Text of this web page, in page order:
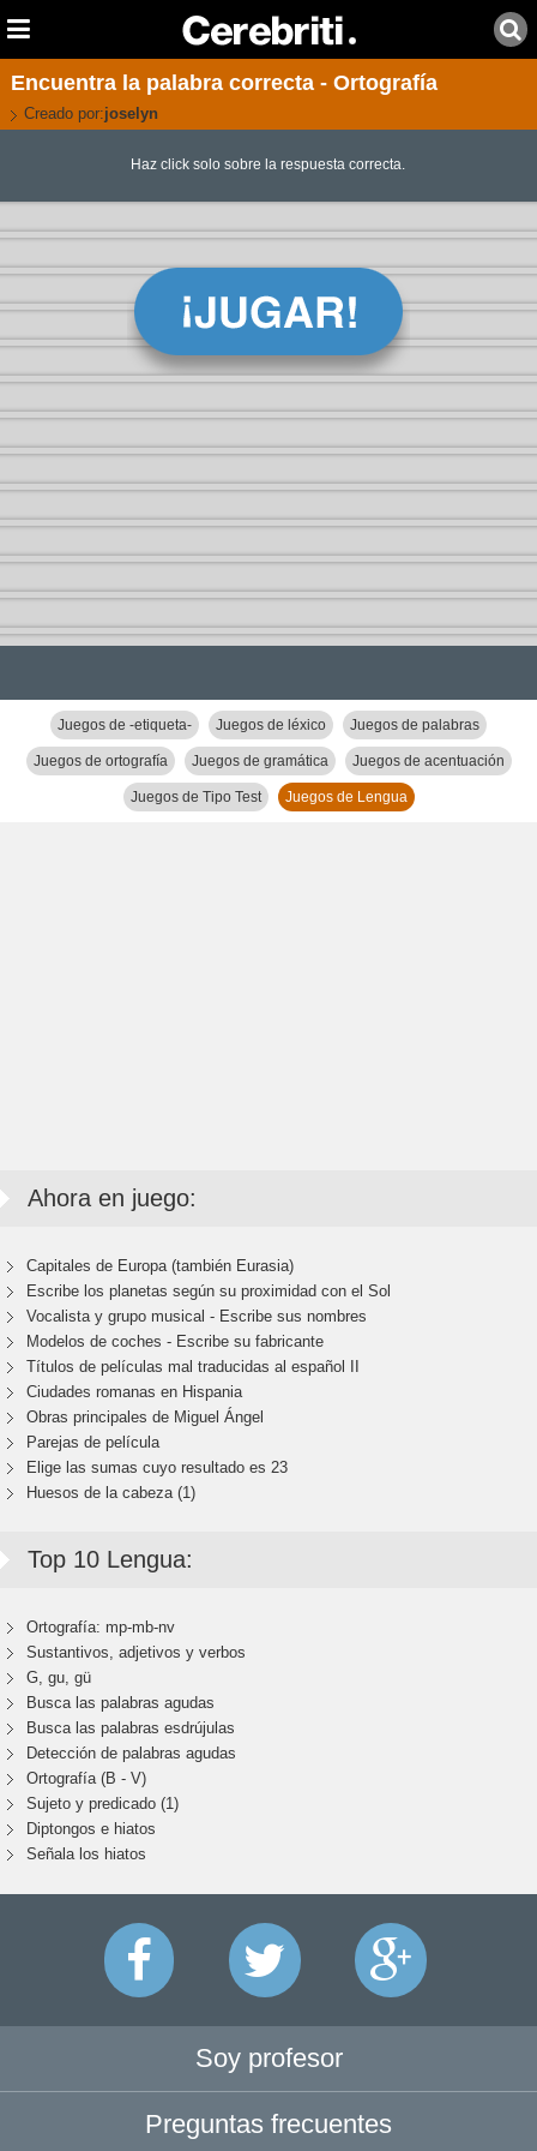
Encuentra la palabra correcta - Ortografía
Creado por:joselyn
Haz click solo sobre la respuesta correcta.
Juegos de -etiqueta- Juegos de léxico Juegos de palabras
Juegos de ortografía Juegos de gramática Juegos de acentuación
Juegos de Tipo Test Juegos de Lengua
Ahora en juego:
Capitales de Europa (también Eurasia)
Escribe los planetas según su proximidad con el Sol
Vocalista y grupo musical - Escribe sus nombres
Modelos de coches - Escribe su fabricante
Títulos de películas mal traducidas al español II
Ciudades romanas en Hispania
Obras principales de Miguel Ángel
Parejas de película
Elige las sumas cuyo resultado es 23
Huesos de la cabeza (1)
Top 10 Lengua:
Ortografía: mp-mb-nv
Sustantivos, adjetivos y verbos
G, gu, gü
Busca las palabras agudas
Busca las palabras esdrújulas
Detección de palabras agudas
Ortografía (B - V)
Sujeto y predicado (1)
Diptongos e hiatos
Señala los hiatos
Soy profesor
Preguntas frecuentes